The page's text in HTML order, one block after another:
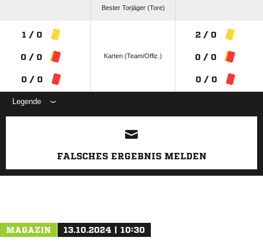
Bester Torjäger (Tore)
1 / 0
0 / 0
0 / 0
Karten (Team/Offiz.)
2 / 0
0 / 0
0 / 0
Legende
ANZEIGE
FALSCHES ERGEBNIS MELDEN
MAGAZIN 13.10.2024 | 10:30